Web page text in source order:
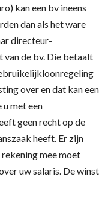
kan een bv ineens
dan als het ware
directeur-
van de bv. Die betaalt
over en dat kan een
u met een
geen recht op de
heeft. Er zijn
mee moet
uw salaris. De winst